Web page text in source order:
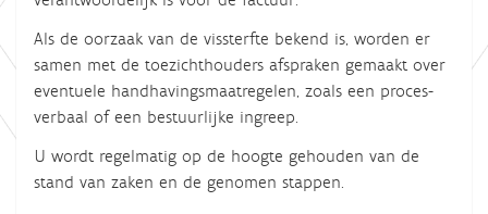
Als de oorzaak van de vissterfte bekend is, worden er
samen met de toezichthouders afspraken gemaakt over
eventuele handhavingsmaatregelen, zoals een proces-
verbaal of een bestuurlijke ingreep.
U wordt regelmatig op de hoogte gehouden van de
stand van zaken en de genomen stappen.